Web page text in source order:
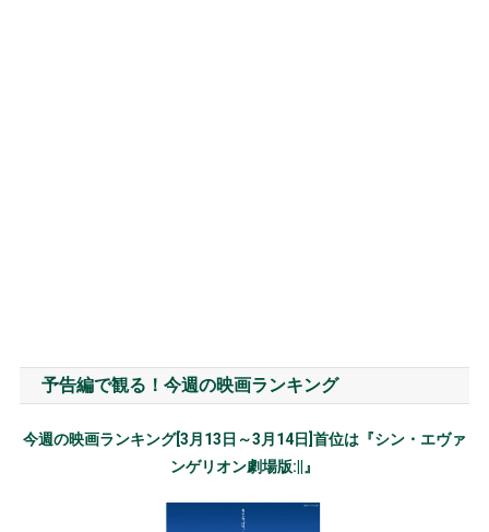
予告編で観る！今週の映画ランキング
今週の映画ランキング[3月13日～3月14日]首位は『シン・エヴァ
ンゲリオン劇場版:||』